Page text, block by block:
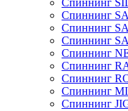
Спиннинг
Спиннинг
Спиннинг
Спиннинг
Спиннинг
Спиннинг
Спиннинг
Спиннинг
Спиннинг